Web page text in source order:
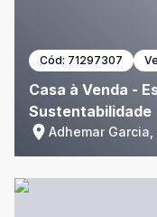
Cód: 71297307
Casa à Venda -
Sustentabilidade
Adhemar